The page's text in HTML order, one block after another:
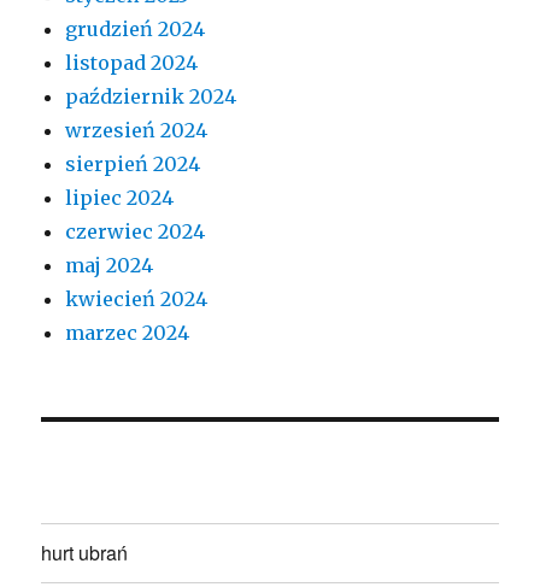
grudzień 2024
listopad 2024
październik 2024
wrzesień 2024
sierpień 2024
lipiec 2024
czerwiec 2024
maj 2024
kwiecień 2024
marzec 2024
hurt ubrań